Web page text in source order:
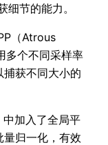
节的能力。
（Atrous
个不同采样率
获不同大小的
加入了全局平
归一化，有效